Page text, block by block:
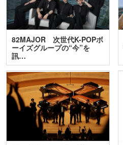
82MAJOR 次世代K-POPボ
ーイズグループの“今”を
訊…